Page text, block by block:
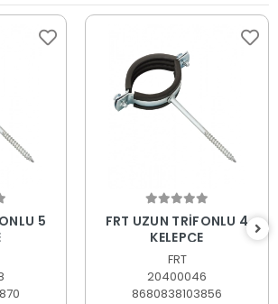
5
Sepete Ekle
FRT UZUN TRİFONLU 4
KELEPÇE
FRT
20400046
8680838103856